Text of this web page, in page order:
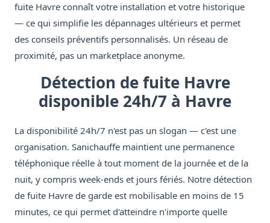
fuite Havre connaît votre installation et votre historique
— ce qui simplifie les dépannages ultérieurs et permet
des conseils préventifs personnalisés. Un réseau de
proximité, pas un marketplace anonyme.
Détection de fuite Havre
disponible 24h/7 à Havre
La disponibilité 24h/7 n'est pas un slogan — c'est une
organisation. Sanichauffe maintient une permanence
téléphonique réelle à tout moment de la journée et de la
nuit, y compris week-ends et jours fériés. Notre détection
de fuite Havre de garde est mobilisable en moins de 15
minutes, ce qui permet d'atteindre n'importe quelle